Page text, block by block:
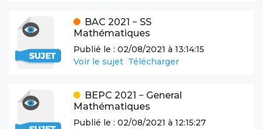
BAC 2021 − SS
Mathématiques
Publié le : 02/08/2021 à 13:14:15
Voir le sujet Télécharger
BEPC 2021 − General
Mathématiques
Publié le : 02/08/2021 à 12:15:27